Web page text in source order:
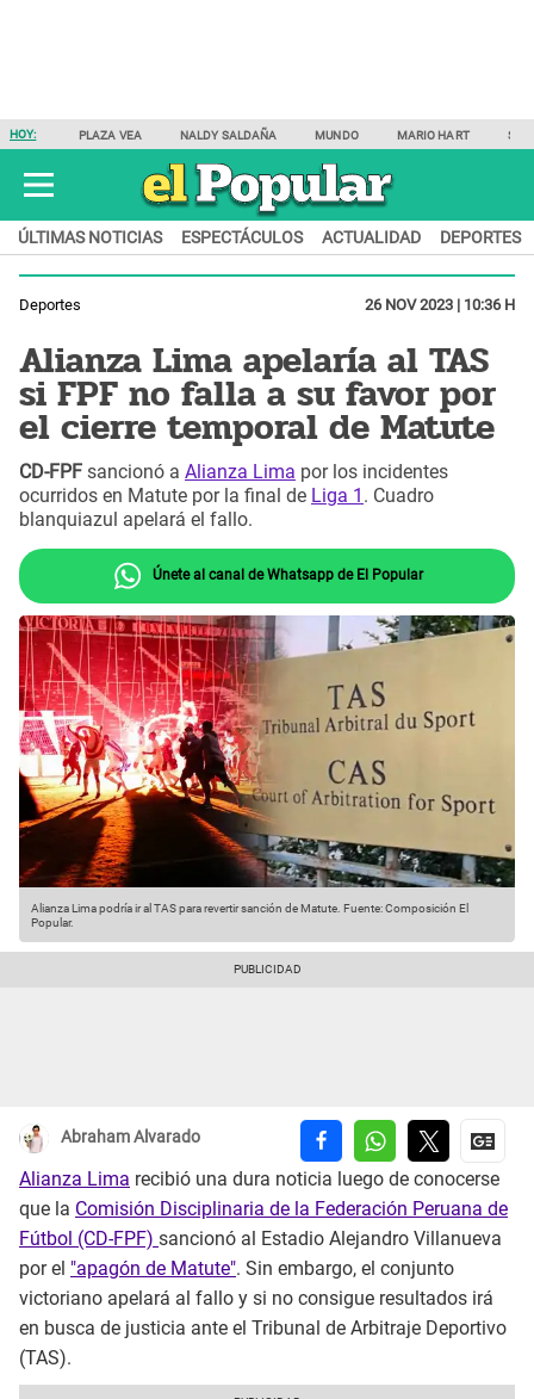
HOY: PLAZA VEA NALDY SALDAÑA MUNDO MARIO HART
ÚLTIMAS NOTICIAS ESPECTÁCULOS ACTUALIDAD DEPORTES
Deportes 26 NOV 2023 | 10:36 H
Alianza Lima apelaría al TAS
si FPF no falla a su favor por
el cierre temporal de Matute
CD-FPF sancionó a Alianza Lima por los incidentes
ocurridos en Matute por la final de Liga 1 . Cuadro
blanquiazul apelará el fallo.
Únete al canal de Whatsapp de El Popular
Alianza Lima podría ir al TAS para revertir sanción de Matute. Fuente: Composición El
Popular.
Abraham Alvarado
Alianza Lima recibió una dura noticia luego de conocerse
que la Comisión Disciplinaria de la Federación Peruana de
Fútbol (CD-FPF) sancionó al Estadio Alejandro Villanueva
por el "apagón de Matute". Sin embargo, el conjunto
victoriano apelará al fallo y si no consigue resultados irá
en busca de justicia ante el Tribunal de Arbitraje Deportivo
(TAS).